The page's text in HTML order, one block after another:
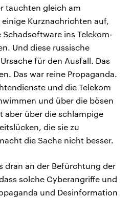
tauchten gleich am
Kurznachrichten auf,
Schadsoftware ins Telekom-
Und diese russische
für den Ausfall. Das
Das war reine Propaganda.
und die Telekom
und über die bösen
aber über die schlampige
die sie zu
die Sache nicht besser.
dran an der Befürchtung der
solche Cyberangriffe und
und Desinformation